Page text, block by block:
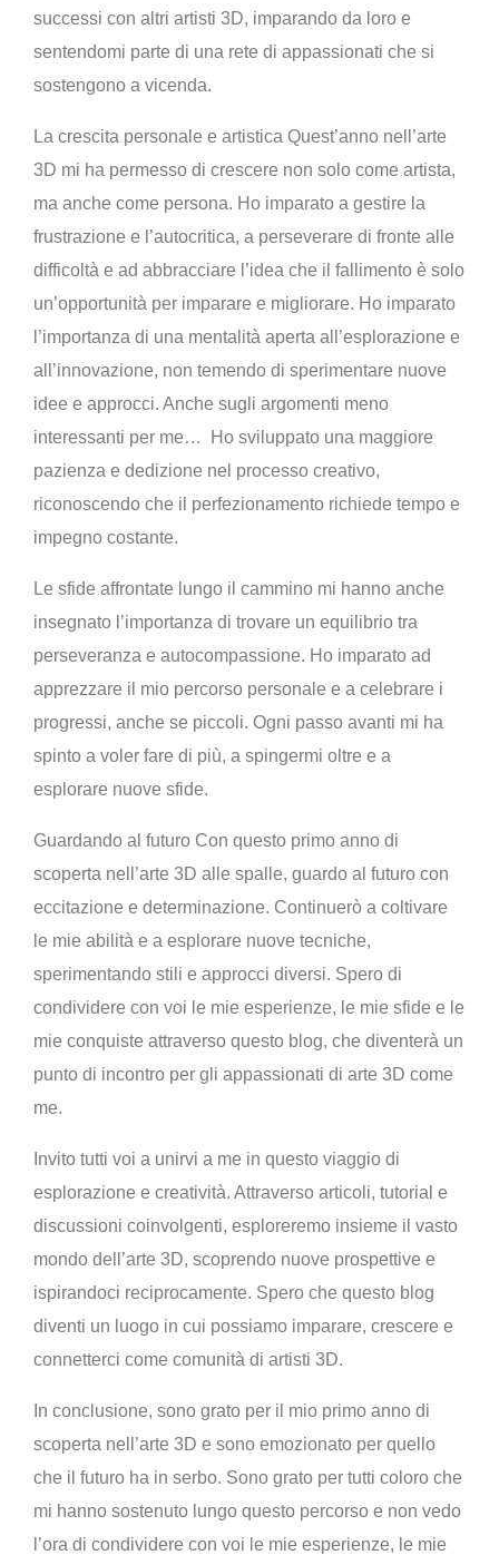
successi con altri artisti 3D, imparando da loro e
sentendomi parte di una rete di appassionati che si
sostengono a vicenda.
La crescita personale e artistica Quest’anno nell’arte
3D mi ha permesso di crescere non solo come artista,
ma anche come persona. Ho imparato a gestire la
frustrazione e l’autocritica, a perseverare di fronte alle
difficoltà e ad abbracciare l’idea che il fallimento è solo
un’opportunità per imparare e migliorare. Ho imparato
l’importanza di una mentalità aperta all’esplorazione e
all’innovazione, non temendo di sperimentare nuove
idee e approcci. Anche sugli argomenti meno
interessanti per me… Ho sviluppato una maggiore
pazienza e dedizione nel processo creativo,
riconoscendo che il perfezionamento richiede tempo e
impegno costante.
Le sfide affrontate lungo il cammino mi hanno anche
insegnato l’importanza di trovare un equilibrio tra
perseveranza e autocompassione. Ho imparato ad
apprezzare il mio percorso personale e a celebrare i
progressi, anche se piccoli. Ogni passo avanti mi ha
spinto a voler fare di più, a spingermi oltre e a
esplorare nuove sfide.
Guardando al futuro Con questo primo anno di
scoperta nell’arte 3D alle spalle, guardo al futuro con
eccitazione e determinazione. Continuerò a coltivare
le mie abilità e a esplorare nuove tecniche,
sperimentando stili e approcci diversi. Spero di
condividere con voi le mie esperienze, le mie sfide e le
mie conquiste attraverso questo blog, che diventerà un
punto di incontro per gli appassionati di arte 3D come
me.
Invito tutti voi a unirvi a me in questo viaggio di
esplorazione e creatività. Attraverso articoli, tutorial e
discussioni coinvolgenti, esploreremo insieme il vasto
mondo dell’arte 3D, scoprendo nuove prospettive e
ispirandoci reciprocamente. Spero che questo blog
diventi un luogo in cui possiamo imparare, crescere e
connetterci come comunità di artisti 3D.
In conclusione, sono grato per il mio primo anno di
scoperta nell’arte 3D e sono emozionato per quello
che il futuro ha in serbo. Sono grato per tutti coloro che
mi hanno sostenuto lungo questo percorso e non vedo
l’ora di condividere con voi le mie esperienze, le mie